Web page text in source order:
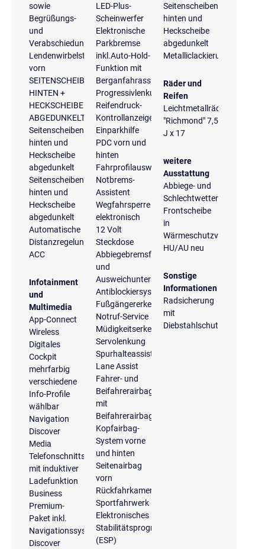
sowie
Begrüßungs-
und
Verabschiedungslicht
Lendenwirbelstützen
vorn
SEITENSCHEIBEN
HINTEN +
HECKSCHEIBE
ABGEDUNKELT
Seitenscheiben
hinten und
Heckscheibe
abgedunkelt
Seitenscheiben
hinten und
Heckscheibe
abgedunkelt
Automatische
Distanzregelung
ACC
Infotainment
und
Multimedia
App-Connect
Wireless
Digitales
Cockpit
mehrfarbig
verschiedene
Info-Profile
wählbar
Navigation
Discover
Media
Telefonschnittstelle
mit induktiver
Ladefunktion
Business
Premium-
Paket inkl.
Navigationssystem
Discover
LED-Plus-
Scheinwerfer
Elektronische
Parkbremse
inkl.Auto-Hold-
Funktion mit
Berganfahrassistent
Progressivlenkung
Reifendruck-
Kontrollanzeige
Einparkhilfe
PDC vorn und
hinten
Fahrprofilauswahl
Notbrems-
Assistent
Wegfahrsperre
elektronisch
12 Volt
Steckdose
Abbiegebremsfunktion
und
Ausweichunterstützung
Antiblockiersystem
Fußgängererkennung
Notruf-Service
Müdigkeitserkennung
Servolenkung
Spurhalteassistent
Lane Assist
Fahrer- und
Beifahrerairbag
mit
Beifahrerairbagdeaktivierung
Kopfairbag-
System vorne
und hinten
Seitenairbag
vorn
Rückfahrkamera
Sportfahrwerk
Elektronisches
Stabilitätsprogramm
(ESP)
Seitenscheiben
hinten und
Heckscheibe
abgedunkelt
Metalliclackierung
Räder und
Reifen
Leichtmetallräder
"Richmond" 7,5
J x 17
weitere
Ausstattung
Abbiege- und
Schlechtwetterlicht
Frontscheibe
in
Wärmeschutzverglasung
HU/AU neu
Sonstige
Informationen
Radsicherung
mit
Diebstahlschutz